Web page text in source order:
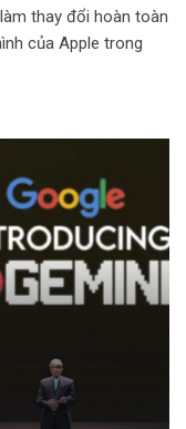
thay đổi hoàn toàn
của Apple trong